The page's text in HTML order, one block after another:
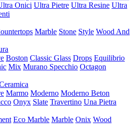
Onici Ultra Pietre Ultra Resine Ultra
Marble Stone Style Wood And
Boston Classic Glass Drops Equilibrio
Mix Murano Specchio Octagon
Marmo Moderno Moderno Beton
Onyx Slate Travertino Una Pietra
Eco Marble Marble Onix Wood